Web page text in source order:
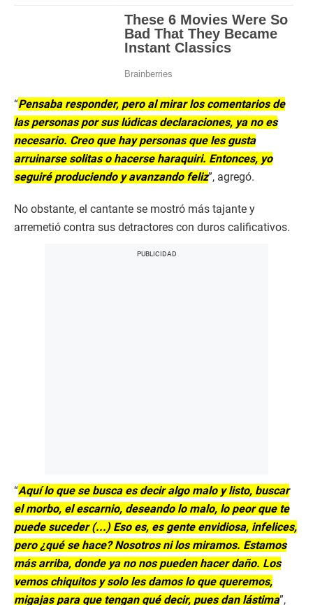
“Pensaba responder, pero al mirar los comentarios de
las personas por sus lúdicas declaraciones, ya no es
necesario. Creo que hay personas que les gusta
arruinarse solitas o hacerse haraquiri. Entonces, yo
seguiré produciendo y avanzando feliz”, agregó.
No obstante, el cantante se mostró más tajante y
arremetió contra sus detractores con duros calificativos.
“Aquí lo que se busca es decir algo malo y listo, buscar
el morbo, el escarnio, deseando lo malo, lo peor que te
puede suceder (...) Eso es, es gente envidiosa, infelices,
pero ¿qué se hace? Nosotros ni los miramos. Estamos
más arriba, donde ya no nos pueden hacer daño. Los
vemos chiquitos y solo les damos lo que queremos,
migajas para que tengan qué decir, pues dan lástima”,